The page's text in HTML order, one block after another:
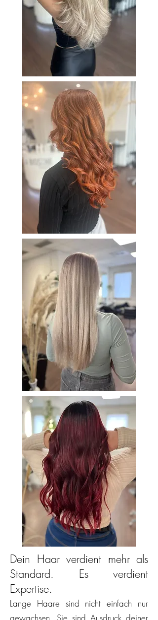
Dein Haar verdient mehr als
Standard. Es verdient
Expertise.
Lange Haare sind nicht einfach nur